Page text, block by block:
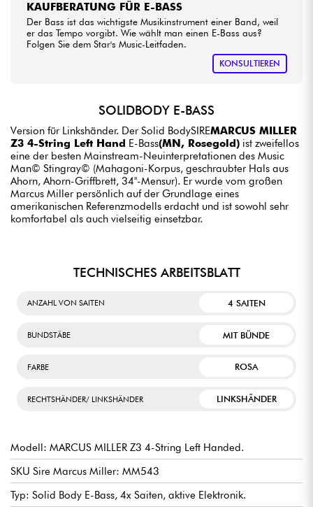
KAUFBERATUNG FÜR E-BASS
Der Bass ist das wichtigste Musikinstrument einer Band, weil
er das Tempo vorgibt. Wie wählt man einen E-Bass aus?
Folgen Sie dem Star's Music-Leitfaden.
KONSULTIEREN
SOLIDBODY E-BASS
Version für Linkshänder. Der Solid BodySIREMARCUS MILLER
Z3 4-String Left Hand E-Bass(MN, Rosegold) ist zweifellos
eine der besten Mainstream-Neuinterpretationen des Music
Man© Stingray© (Mahagoni-Korpus, geschraubter Hals aus
Ahorn, Ahorn-Griffbrett, 34"-Mensur). Er wurde vom großen
Marcus Miller persönlich auf der Grundlage eines
amerikanischen Referenzmodells erdacht und ist sowohl sehr
komfortabel als auch vielseitig einsetzbar.
TECHNISCHES ARBEITSBLATT
ANZAHL VON SAITEN 4 SAITEN
BUNDSTÄBE MIT BÜNDE
FARBE ROSA
RECHTSHÄNDER/ LINKSHÄNDER LINKSHÄNDER
Modell: MARCUS MILLER Z3 4-String Left Handed.
SKU Sire Marcus Miller: MM543
Typ: Solid Body E-Bass, 4x Saiten, aktive Elektronik.